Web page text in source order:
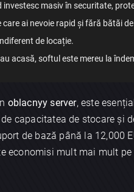
masiv în securitate,
ai nevoie rapid și fără bătăi
de locație.
acasă, softul este mereu la
oblacnyy server, este
capacitatea de stocare și
de bază până la 12,000
economisi mult mai mult pe